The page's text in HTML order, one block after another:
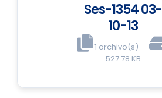
Ses-1354 03-
10-13
1 archivo(s)
527.78 KB